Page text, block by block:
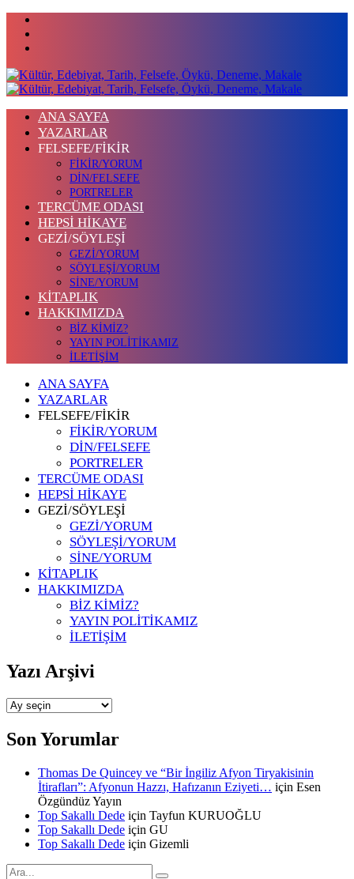
ANA SAYFA
YAZARLAR
FELSEFE/FİKİR
FİKİR/YORUM
DİN/FELSEFE
PORTRELER
TERCÜME ODASI
HEPSİ HİKAYE
GEZİ/SÖYLEŞİ
GEZİ/YORUM
SÖYLEŞİ/YORUM
SİNE/YORUM
KİTAPLIK
HAKKIMIZDA
BİZ KİMİZ?
YAYIN POLİTİKAMIZ
İLETİŞİM
ANA SAYFA
YAZARLAR
FELSEFE/FİKİR
FİKİR/YORUM
DİN/FELSEFE
PORTRELER
TERCÜME ODASI
HEPSİ HİKAYE
GEZİ/SÖYLEŞİ
GEZİ/YORUM
SÖYLEŞİ/YORUM
SİNE/YORUM
KİTAPLIK
HAKKIMIZDA
BİZ KİMİZ?
YAYIN POLİTİKAMIZ
İLETİŞİM
Yazı Arşivi
Yazı
Son Yorumlar
Thomas De Quincey ve “Bir İngiliz Afyon Tiryakisinin
İtirafları”: Afyonun Hazzı, Hafızanın Eziyeti… için Esen
Özgündüz Yayın
Top Sakallı Dede için Tayfun KURUOĞLU
Top Sakallı Dede için GU
Top Sakallı Dede için Gizemli